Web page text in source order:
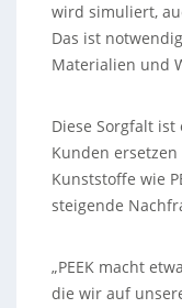
wird simuliert,
Das ist
Materialien und
Diese Sorgfalt
Kunden
Kunststoffe wie
steigende
„PEEK macht
die wir auf